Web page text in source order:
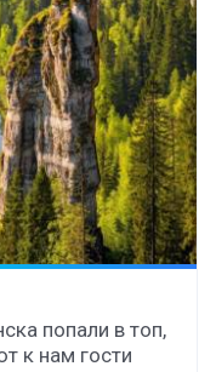
попали в топ,
к нам гости